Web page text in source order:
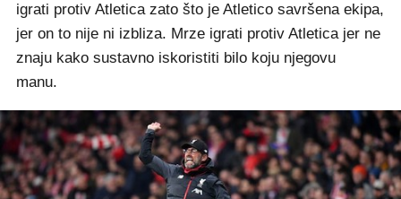
igrati protiv Atletica zato što je Atletico savršena ekipa,
jer on to nije ni izbliza. Mrze igrati protiv Atletica jer ne
znaju kako sustavno iskoristiti bilo koju njegovu
manu.